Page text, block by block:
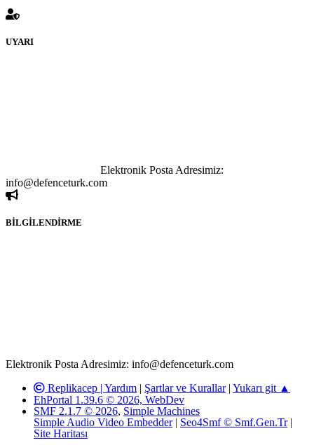
UYARI
Elektronik Posta Adresimiz:
info@defenceturk.com
BİLGİLENDİRME
Elektronik Posta Adresimiz: info@defenceturk.com
Replikacep | Yardım | Şartlar ve Kurallar| Yukarı git ▲
EhPortal 1.39.6 © 2026, WebDev
SMF 2.1.7 © 2026, Simple Machines
Simple Audio Video Embedder | Seo4Smf © Smf.Gen.Tr|
Site Haritası